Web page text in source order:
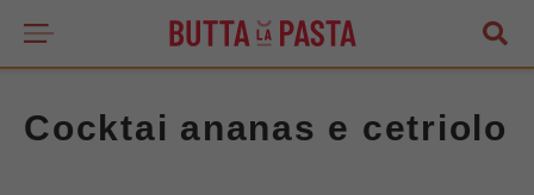
Cocktai ananas e cetriolo